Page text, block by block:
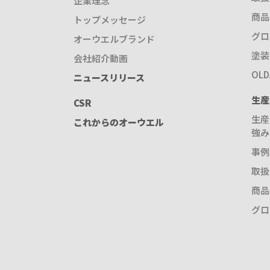
トップメッセージ
オーウエルブランド
会社紹介動画
ニュースリリース
CSR
これからのオーウエル
商
グ
塗
生
生
強み
事
取
商
グ